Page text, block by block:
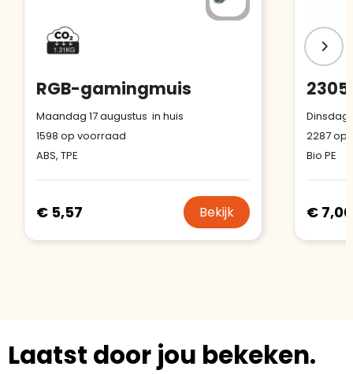
RGB-gamingmuis
Maandag 17 augustus in huis
1598 op voorraad
ABS, TPE
€ 5,57 Bekijk
Dinsdag
2287op
Bio PE
€ 7,00
Laatst door jou bekeken.